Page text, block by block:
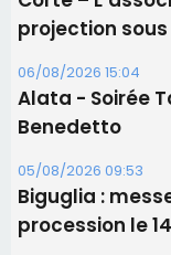
31/07/2026 08:24
Tennis - Début
RCPV
31/07/2026 08:22
82ème
Commandant